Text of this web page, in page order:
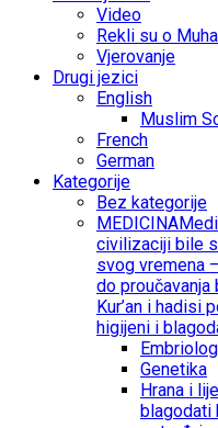
Video
Rekli su o
Vjerovanje
Drugi jezici
English
Muslim
French
German
Kategorije
Bez kategorije
MEDICINA
civilizaciji bile
svog vremena
do
Kur’an i hadisi
higijeni i
Genetika
Hrana i
blagodati